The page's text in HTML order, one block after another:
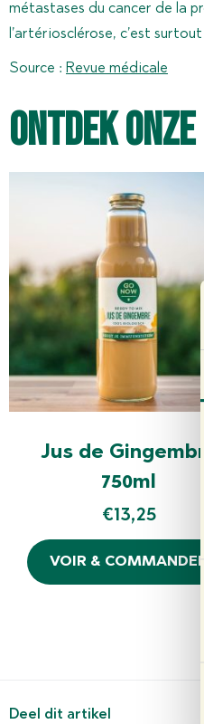
S
métastases du cancer de la
l’artériosclérose, c’est
Source : Revue médicale
Ontdek
Jus de
750ml
€13,25
VOIR & COMMANDER
Deel dit artikel